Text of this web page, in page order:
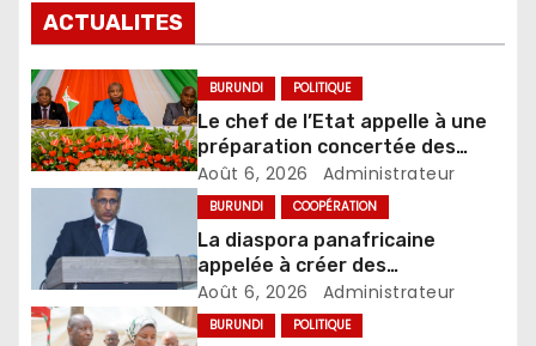
ACTUALITES
BURUNDI POLITIQUE
Le chef de l’Etat appelle à une
préparation concertée des
élections de 2027
Août 6, 2026 Administrateur
BURUNDI COOPÉRATION
La diaspora panafricaine
appelée à créer des
mécanismes favorisant
l’investissement dans les pays
d’origine
Août 6, 2026 Administrateur
BURUNDI POLITIQUE